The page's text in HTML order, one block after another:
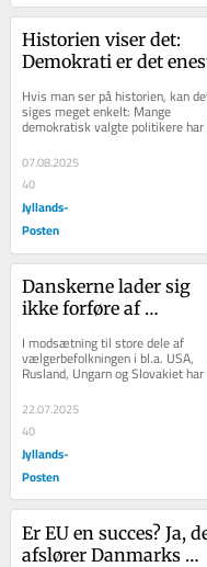
Historien viser det:
Demokrati er det
Hvis man ser på historien, kan
siges meget enkelt: Mange
demokratisk valgte politikere har
tidens løb gjort en masse for andre
mennesker....
07.08.2025
40
Jyllands-
Posten
Danskerne lader sig
ikke forføre af
politikere
I modsætning til store dele af
vælgerbefolkningen i bl.a. USA,
Rusland, Ungarn og Slovakiet har
en meget lille andel af de danske
vælgere i...
22.07.2025
40
Jyllands-
Posten
Er EU en succes? Ja,
afslører Danmarks